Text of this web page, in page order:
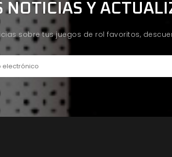
NOTICIAS Y
sobre tus juegos de rol favoritos,